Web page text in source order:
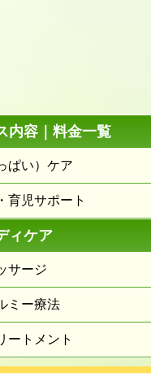
内容｜料金一覧
ぱい）ケア
育児サポート
ィケア
サージ
ミー療法
ートメント